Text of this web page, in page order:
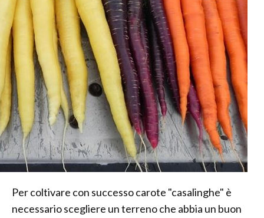
Per coltivare con successo carote "casalinghe" è
necessario scegliere un terreno che abbia un buon